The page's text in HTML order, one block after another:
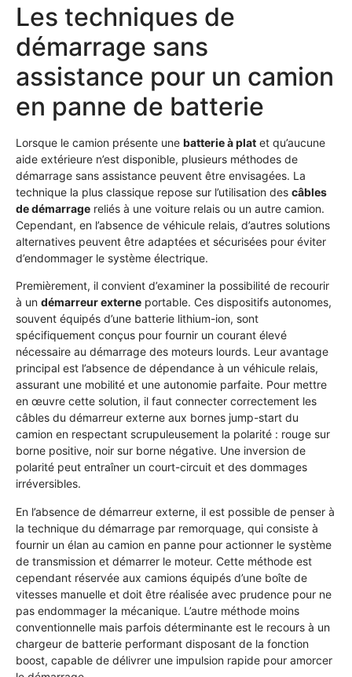
Les techniques de
démarrage sans
assistance pour un camion
en panne de batterie
Lorsque le camion présente une batterie à plat et qu’aucune
aide extérieure n’est disponible, plusieurs méthodes de
démarrage sans assistance peuvent être envisagées. La
technique la plus classique repose sur l’utilisation des câbles
de démarrage reliés à une voiture relais ou un autre camion.
Cependant, en l’absence de véhicule relais, d’autres solutions
alternatives peuvent être adaptées et sécurisées pour éviter
d’endommager le système électrique.
Premièrement, il convient d’examiner la possibilité de recourir
à un démarreur externe portable. Ces dispositifs autonomes,
souvent équipés d’une batterie lithium-ion, sont
spécifiquement conçus pour fournir un courant élevé
nécessaire au démarrage des moteurs lourds. Leur avantage
principal est l’absence de dépendance à un véhicule relais,
assurant une mobilité et une autonomie parfaite. Pour mettre
en œuvre cette solution, il faut connecter correctement les
câbles du démarreur externe aux bornes jump-start du
camion en respectant scrupuleusement la polarité : rouge sur
borne positive, noir sur borne négative. Une inversion de
polarité peut entraîner un court-circuit et des dommages
irréversibles.
En l’absence de démarreur externe, il est possible de penser à
la technique du démarrage par remorquage, qui consiste à
fournir un élan au camion en panne pour actionner le système
de transmission et démarrer le moteur. Cette méthode est
cependant réservée aux camions équipés d’une boîte de
vitesses manuelle et doit être réalisée avec prudence pour ne
pas endommager la mécanique. L’autre méthode moins
conventionnelle mais parfois déterminante est le recours à un
chargeur de batterie performant disposant de la fonction
boost, capable de délivrer une impulsion rapide pour amorcer